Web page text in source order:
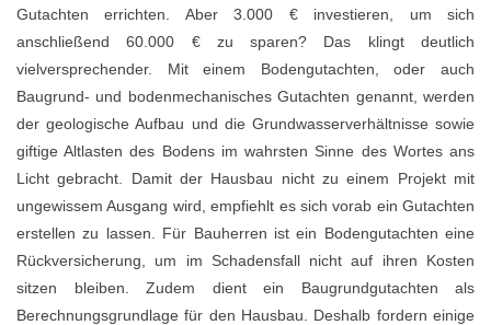
Gutachten errichten. Aber 3.000 € investieren, um sich
anschließend 60.000 € zu sparen? Das klingt deutlich
vielversprechender. Mit einem Bodengutachten, oder auch
Baugrund- und bodenmechanisches Gutachten genannt, werden
der geologische Aufbau und die Grundwasserverhältnisse sowie
giftige Altlasten des Bodens im wahrsten Sinne des Wortes ans
Licht gebracht. Damit der Hausbau nicht zu einem Projekt mit
ungewissem Ausgang wird, empfiehlt es sich vorab ein Gutachten
erstellen zu lassen. Für Bauherren ist ein Bodengutachten eine
Rückversicherung, um im Schadensfall nicht auf ihren Kosten
sitzen bleiben. Zudem dient ein Baugrundgutachten als
Berechnungsgrundlage für den Hausbau. Deshalb fordern einige